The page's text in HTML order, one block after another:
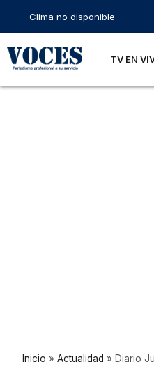
Clima no disponible
TV EN
Inicio » Actualidad » Diario